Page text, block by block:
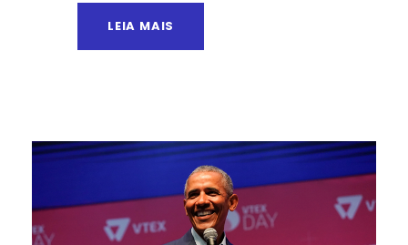
LEIA MAIS